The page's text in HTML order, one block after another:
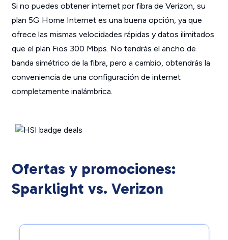
Si no puedes obtener internet por fibra de Verizon, su
plan 5G Home Internet es una buena opción, ya que
ofrece las mismas velocidades rápidas y datos ilimitados
que el plan Fios 300 Mbps. No tendrás el ancho de
banda simétrico de la fibra, pero a cambio, obtendrás la
conveniencia de una configuración de internet
completamente inalámbrica.
Ofertas y promociones:
Sparklight vs. Verizon